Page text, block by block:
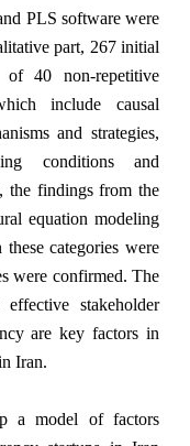
PLS software were
part, 267 initial
40 non-repetitive
include causal
and strategies,
conditions and
the findings from the
equation modeling
categories were
were confirmed. The
stakeholder
are key factors in
Iran.
a model of factors